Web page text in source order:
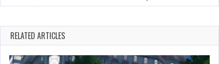
RELATED ARTICLES